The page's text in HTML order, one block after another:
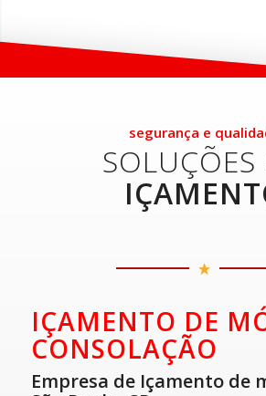
segurança e
SOLUÇÕES
IÇAMENTO DE
CONSOLAÇÃO
Empresa de Içamento de